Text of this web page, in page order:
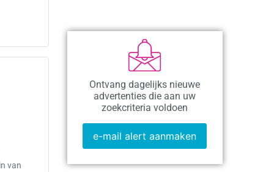
van
Ontvang dagelijks nieuwe
advertenties die aan uw
zoekcriteria voldoen
e-mail alert aanmaken